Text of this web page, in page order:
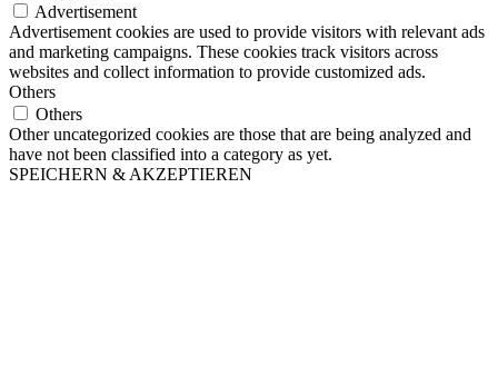
Advertisement
Advertisement cookies are used to provide visitors with relevant ads
and marketing campaigns. These cookies track visitors across
websites and collect information to provide customized ads.
Others
Others
Other uncategorized cookies are those that are being analyzed and
have not been classified into a category as yet.
SPEICHERN & AKZEPTIEREN